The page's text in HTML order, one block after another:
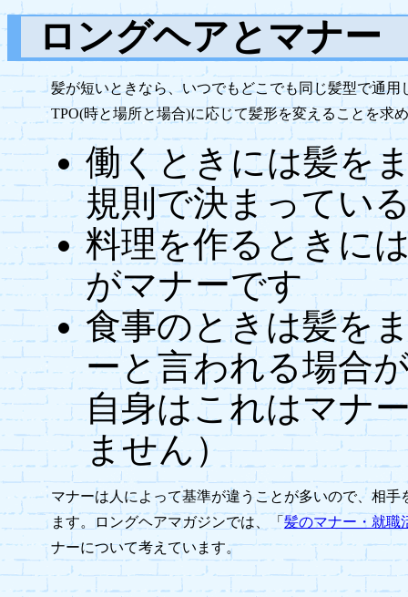
ロングヘアとマナー
髪が短いときなら、いつでもどこでも同じ髪型で通用
TPO(時と場所と場合)に応じて髪形を変えることを求
働くときには髪を
規則で決まってい
料理を作るときに
がマナーです
食事のときは髪を
ーと言われる場合
自身はこれはマナ
ません）
マナーは人によって基準が違うことが多いので、相
ます。ロングヘアマガジンでは、「髪のマナー・就職
ナーについて考えています。